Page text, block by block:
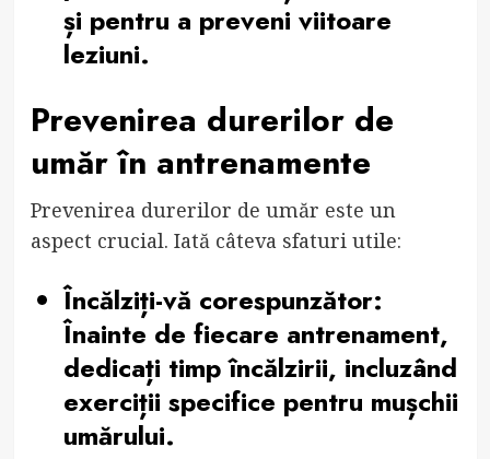
și pentru a preveni viitoare
leziuni.
Prevenirea durerilor de
umăr în antrenamente
Prevenirea durerilor de umăr este un
aspect crucial. Iată câteva sfaturi utile:
Încălziți-vă corespunzător:
Înainte de fiecare antrenament,
dedicați timp încălzirii, incluzând
exerciții specifice pentru mușchii
umărului.